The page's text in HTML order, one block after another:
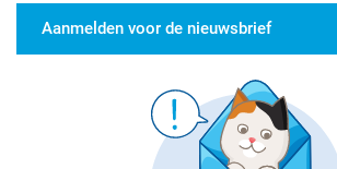
Aanmelden voor de nieuwsbrief